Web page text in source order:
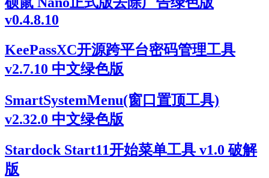
v0.4.8.10
KeePassXC开源跨平台密码管理工具
v2.7.10 中文绿色版
SmartSystemMenu(窗口置顶工具)
v2.32.0 中文绿色版
Stardock Start11开始菜单工具 v1.0 破解
版